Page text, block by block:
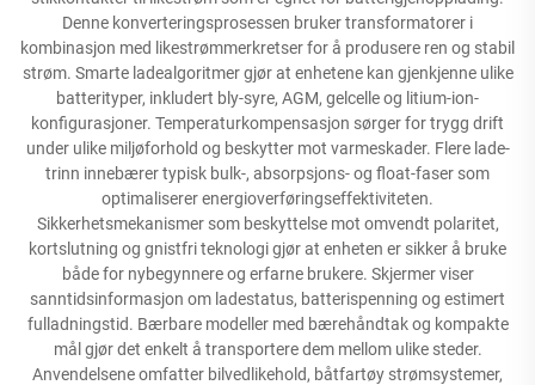
Denne konverteringsprosessen bruker transformatorer i
kombinasjon med likestrømmerkretser for å produsere ren og stabil
strøm. Smarte ladealgoritmer gjør at enhetene kan gjenkjenne ulike
batterityper, inkludert bly-syre, AGM, gelcelle og litium-ion-
konfigurasjoner. Temperaturkompensasjon sørger for trygg drift
under ulike miljøforhold og beskytter mot varmeskader. Flere lade-
trinn innebærer typisk bulk-, absorpsjons- og float-faser som
optimaliserer energioverføringseffektiviteten.
Sikkerhetsmekanismer som beskyttelse mot omvendt polaritet,
kortslutning og gnistfri teknologi gjør at enheten er sikker å bruke
både for nybegynnere og erfarne brukere. Skjermer viser
sanntidsinformasjon om ladestatus, batterispenning og estimert
fulladningstid. Bærbare modeller med bærehåndtak og kompakte
mål gjør det enkelt å transportere dem mellom ulike steder.
Anvendelsene omfatter bilvedlikehold, båtfartøy strømsystemer,